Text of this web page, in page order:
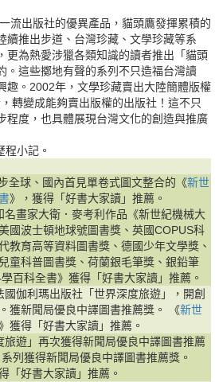
流出版社的優異產品，貓頭鷹發揮累積的
續推出步道、台灣珍藏、文學珍藏等系
更為熱愛涉獵各類知識的讀者推出「貓頭
。這些擲地有聲的系列不只造福台灣讀
趣。2002年，文學珍藏賣出大陸簡體版權
轉變成能夠賣出版權的出版社！這不只
程度，也具體展現台灣文化的創造與推廣
小記。
全球、國內首見單卷式圖文整合的《新世
》，獲得「好書大家讀」推薦。
名畫家大衛．麥考利作品《新世紀機械大
國波士頓地球號圖書獎、英國COPUS科
教育高等資料圖書獎、德國少年文學獎、
童科普圖書獎、荷蘭銀毛筆獎、銀鉛筆
百科全書》獲得「好書大家讀」推薦。
伽利瑪出版社「世界深度旅遊」，開創
獲新聞局優良中譯圖書推薦獎。 《新世
獲得「好書大家讀」推薦。
旅遊」再次獲得新聞局優良中譯圖書推薦
列獲得新聞局優良中譯圖書推薦獎。
「好書大家讀」推薦。